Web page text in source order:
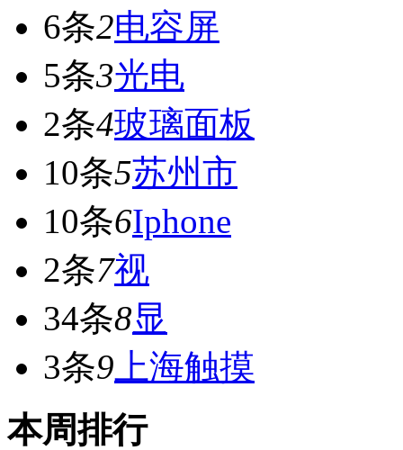
6条2电容屏
5条3光电
2条4玻璃面板
10条5苏州市
10条6Iphone
2条7视
34条8显
3条9 上海触摸
本周排行